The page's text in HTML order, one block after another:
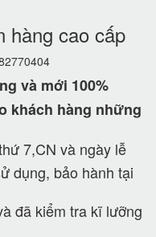
hàng cao cấp
và mới 100%
khách hàng những
7,CN và ngày lễ
dụng, bảo hành tại
đã kiểm tra kĩ lưỡng